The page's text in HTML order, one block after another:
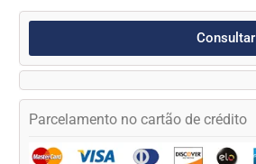
Consultar
Parcelamento no cartão de crédito